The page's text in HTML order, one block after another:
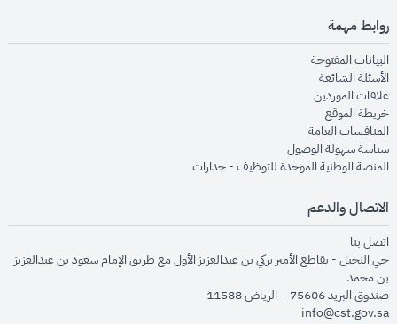
روابط مهمة
البيانات المفتوحةopens in new window
الأسئلة الشائعةopens in new window
علاقات الموردينopens in new window
خريطة الموقعopens in new window
المنافسات العامةopens in new window
سياسة سهولة الوصولopens in new window
المنصة الوطنية الموحدة للتوظيف - جداراتopens in new window
الاتصال والدعم
اتصل بنا
حي النخيل - تقاطع الأمير تركي بن عبدالعزيز الأول مع طريق الإمام سعود بن عبدالعزيز
بن محمد
صندوق البريد 75606 – الرياض 11588
info@cst.gov.sa